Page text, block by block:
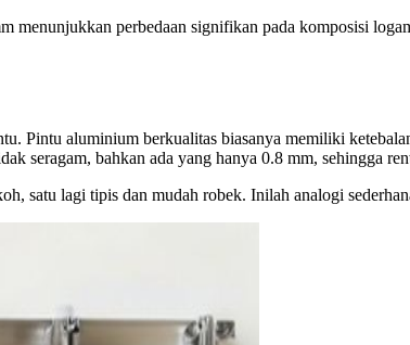
menunjukkan perbedaan signifikan pada komposisi
Pintu aluminium berkualitas biasanya memiliki
seragam, bahkan ada yang hanya 0.8 mm, sehingga
satu lagi tipis dan mudah robek. Inilah analogi